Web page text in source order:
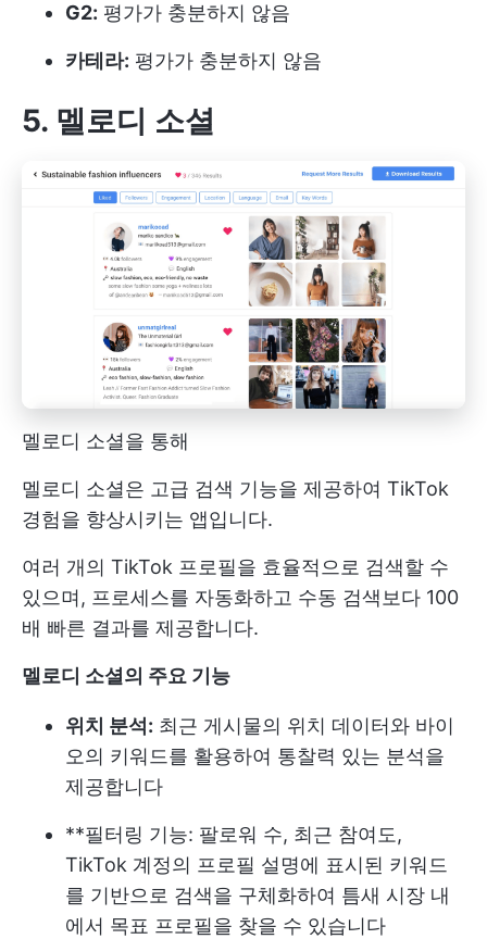
G2: 평가가 충분하지 않음
카테라: 평가가 충분하지 않음
5. 멜로디 소셜
멜로디 소셜을 통해
멜로디 소셜은 고급 검색 기능을 제공하여 TikTok
경험을 향상시키는 앱입니다.
여러 개의 TikTok 프로필을 효율적으로 검색할 수
있으며, 프로세스를 자동화하고 수동 검색보다 100
배 빠른 결과를 제공합니다.
멜로디 소셜의 주요 기능
위치 분석: 최근 게시물의 위치 데이터와 바이
오의 키워드를 활용하여 통찰력 있는 분석을
제공합니다
**필터링 기능: 팔로워 수, 최근 참여도,
TikTok 계정의 프로필 설명에 표시된 키워드
를 기반으로 검색을 구체화하여 틈새 시장 내
에서 목표 프로필을 찾을 수 있습니다